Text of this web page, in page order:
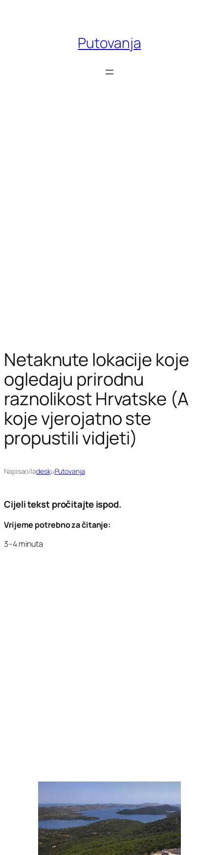
Putovanja
Netaknute lokacije koje
ogledaju prirodnu
raznolikost Hrvatske (A
koje vjerojatno ste
propustili vidjeti)
Napisao/ladeskuPutovanja
Cijeli tekst pročitajte ispod.
Vrijeme potrebno za čitanje:
3–4 minuta